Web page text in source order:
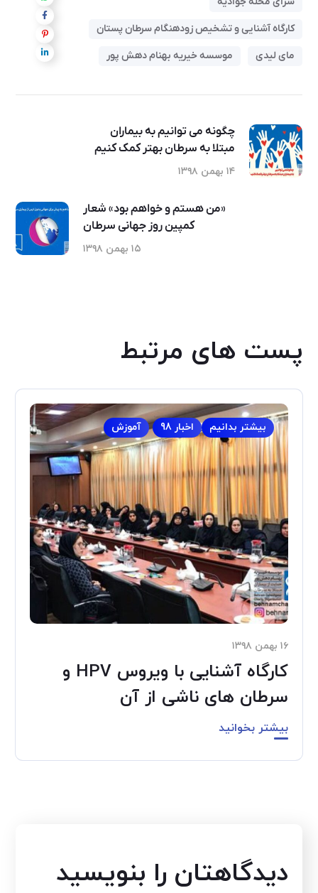
کارگاه آشنایی و تشخیص زودهنگام سرطان پستان
مای لیدی
موسسه خیریه بهنام دهش پور
چگونه می توانیم به بیماران
مبتلا به سرطان بهتر کمک کنیم
۱۴ بهمن ۱۳۹۸
«من هستم و خواهم بود» شعار
کمپین روز جهانی سرطان
۱۵ بهمن ۱۳۹۸
پست های مرتبط
آموزش اخبار 98 بیشتر بدانیم
۱۶ بهمن ۱۳۹۸
کارگاه آشنایی با ویروس HPV و
سرطان های ناشی از آن
بیشتر بخوانید
دیدگاهتان را بنویسید